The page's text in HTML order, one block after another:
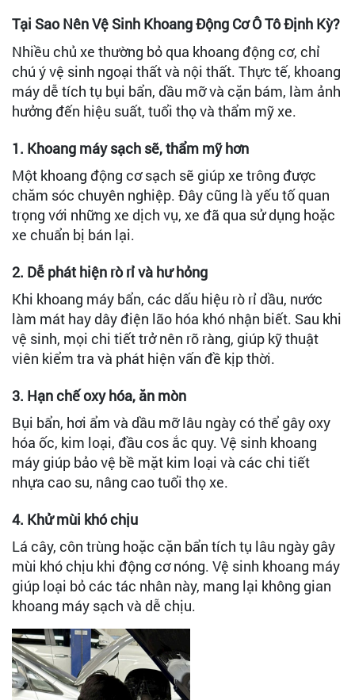
Tại Sao Nên Vệ Sinh Khoang Động Cơ Ô Tô Định Kỳ?
Nhiều chủ xe thường bỏ qua khoang động cơ, chỉ
chú ý vệ sinh ngoại thất và nội thất. Thực tế, khoang
máy dễ tích tụ bụi bẩn, dầu mỡ và cặn bám, làm ảnh
hưởng đến hiệu suất, tuổi thọ và thẩm mỹ xe.
1. Khoang máy sạch sẽ, thẩm mỹ hơn
Một khoang động cơ sạch sẽ giúp xe trông được
chăm sóc chuyên nghiệp. Đây cũng là yếu tố quan
trọng với những xe dịch vụ, xe đã qua sử dụng hoặc
xe chuẩn bị bán lại.
2. Dễ phát hiện rò rỉ và hư hỏng
Khi khoang máy bẩn, các dấu hiệu rò rỉ dầu, nước
làm mát hay dây điện lão hóa khó nhận biết. Sau khi
vệ sinh, mọi chi tiết trở nên rõ ràng, giúp kỹ thuật
viên kiểm tra và phát hiện vấn đề kịp thời.
3. Hạn chế oxy hóa, ăn mòn
Bụi bẩn, hơi ẩm và dầu mỡ lâu ngày có thể gây oxy
hóa ốc, kim loại, đầu cos ắc quy. Vệ sinh khoang
máy giúp bảo vệ bề mặt kim loại và các chi tiết
nhựa cao su, nâng cao tuổi thọ xe.
4. Khử mùi khó chịu
Lá cây, côn trùng hoặc cặn bẩn tích tụ lâu ngày gây
mùi khó chịu khi động cơ nóng. Vệ sinh khoang máy
giúp loại bỏ các tác nhân này, mang lại không gian
khoang máy sạch và dễ chịu.